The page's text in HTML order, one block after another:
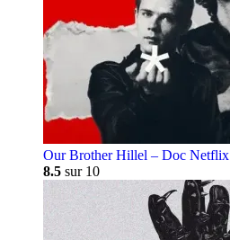
Our Brother Hillel – Doc Netflix
8.5 sur 10